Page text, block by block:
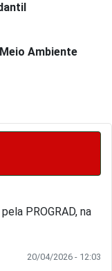
Ambiente
PROGRAD, na
20/04/2026 - 12:03